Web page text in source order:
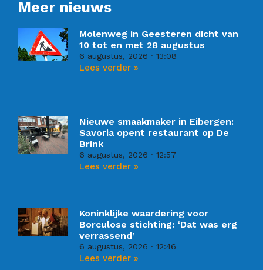
Meer nieuws
Molenweg in Geesteren dicht van
10 tot en met 28 augustus
6 augustus, 2026 13:08
Lees verder »
Nieuwe smaakmaker in Eibergen:
Savoria opent restaurant op De
Brink
6 augustus, 2026 12:57
Lees verder »
Koninklijke waardering voor
Borculose stichting: ‘Dat was erg
verrassend’
6 augustus, 2026 12:46
Lees verder »